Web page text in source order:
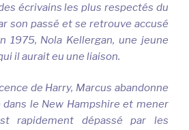
écrivains les plus respectés du
son passé et se retrouve accusé
1975, Nola Kellergan, une jeune
il aurait eu une liaison.
de Harry, Marcus abandonne
le New Hampshire et mener
rapidement dépassé par les